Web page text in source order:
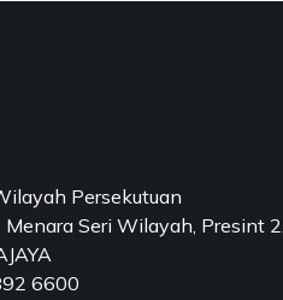
Persekutuan
Menara Seri Wilayah, Presint 2,
6600